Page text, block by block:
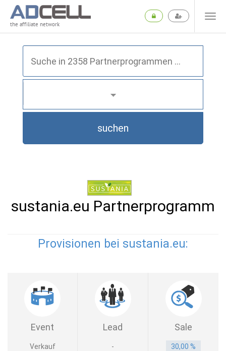
the affiliate network
suchen
sustania.eu Partnerprogramm
Provisionen bei sustania.eu:
Event Lead Sale
Verkauf - 30,00 %